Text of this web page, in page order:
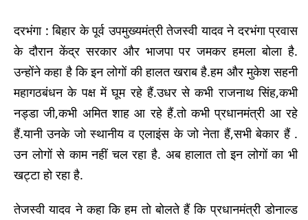
दरभंगा : बिहार के पूर्व उपमुख्यमंत्री तेजस्वी यादव ने दरभंगा प्रवास
के दौरान केंद्र सरकार और भाजपा पर जमकर हमला बोला है.
उन्होंने कहा है कि इन लोगों की हालत खराब है.हम और मुकेश सहनी
महागठबंधन के पक्ष में घूम रहे हैं.उधर से कभी राजनाथ सिंह,कभी
नड्डा जी,कभी अमित शाह आ रहे हैं.तो कभी प्रधानमंत्री आ रहे
हैं.यानी उनके जो स्थानीय व एलाइंस के जो नेता हैं,सभी बेकार हैं .
उन लोगों से काम नहीं चल रहा है. अब हालात तो इन लोगों का भी
खट्टा हो रहा है.
तेजस्वी यादव ने कहा कि हम तो बोलते हैं कि प्रधानमंत्री डोनाल्ड